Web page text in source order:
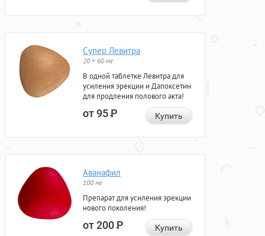
Супер Левитра
20 + 60 мг
В одной таблетке Левитра для
усиления эрекции и Дапоксетин
для продления полового акта!
от 95Р Купить
Аванафил
100 мг
Препарат для усиления эрекции
нового поколения!
от 200Р Купить